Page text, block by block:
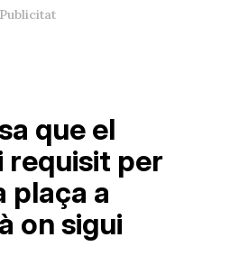
que el
requisit per
plaça a
on sigui